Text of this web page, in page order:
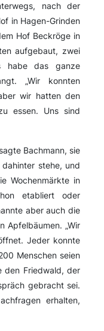
nach der
in Hagen-Grinden
Hof Beckröge in
aufgebaut, zwei
habe das ganze
„Wir konnten
wir hatten den
essen. Uns sind
Bachmann, sie
stehe, und
Wochenmärkte in
etabliert oder
aber auch die
Apfelbäumen. „Wir
Jeder konnte
Menschen seien
den Friedwald, der
gebracht sei.
erhalten,